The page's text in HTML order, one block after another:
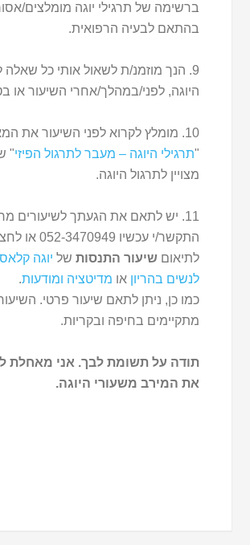
ברשימה של תרגילי יוגה מומלצים/
בהתאם לבעיה הרפואית.
9. הנך מוזמנ/ת לשאול אותי כל שאלה
היוגה, לפני/במהלך/אחרי השיעור או
10. מומלץ לקרוא לפני השיעור את
"תרגילי היוגה – מעבר לתרגול הפיזי"
מצויין לתרגול היוגה.
11. יש לתאם את הגעתך לשיעורים
התקשר/י עכשיו 052-3470949 או לחצ/י
לתיאום שיעור התנסות של יוגה
לנשים בהריון או מדיטציה ומודעות.
כמו כן, ניתן לתאם שיעור פרטי.
מתקיימים בחיפה ובקריות.
תודה על תשומת לבך. אני מאחלת
את המירב משעורי היוגה.